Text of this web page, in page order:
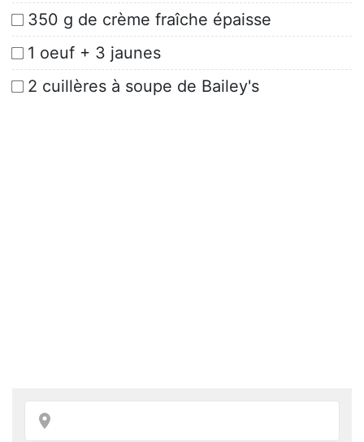
350 g de crème fraîche épaisse
1 oeuf + 3 jaunes
2 cuillères à soupe de Bailey's